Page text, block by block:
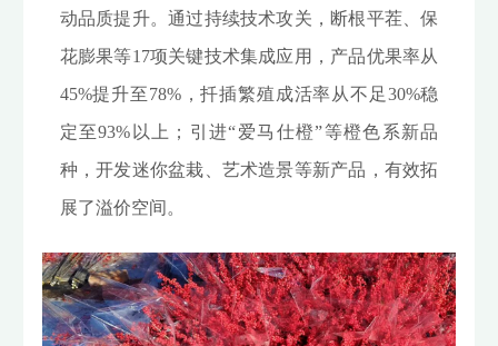
动品质提升。通过持续技术攻关，断根平茬、保
花膨果等17项关键技术集成应用，产品优果率从
45%提升至78%，扦插繁殖成活率从不足30%稳
定至93%以上；引进“爱马仕橙”等橙色系新品
种，开发迷你盆栽、艺术造景等新产品，有效拓
展了溢价空间。